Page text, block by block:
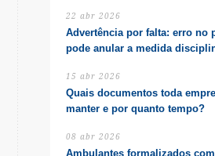
22 abr 2026
Advertência por falta: erro no
pode anular a medida
15 abr 2026
Quais documentos toda
manter e por quanto tempo?
08 abr 2026
Ambulantes formalizados